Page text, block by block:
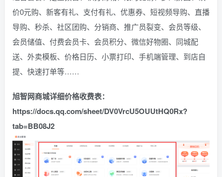
价0元购、新客有礼、支付有礼、优惠券、短视频导购、直播
导购、秒杀、社区团购、分销商、推广员裂变、会员等级、
会员储值、付费会员卡、会员积分、微信好物圈、同城配
送、外卖模板、价格日历、小票打印、手机端管理、到店自
提、快速打单等……
旭智网商城详细价格收费表：
https://docs.qq.com/sheet/DV0VrcU5OUUtHQ0Rx?
tab=BB08J2